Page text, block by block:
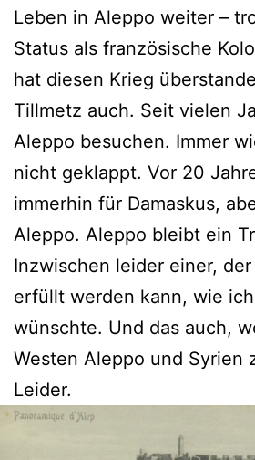
Leben in Aleppo weiter –
Status als französische
hat diesen Krieg
Tillmetz auch. Seit vielen
Aleppo besuchen. Immer
nicht geklappt. Vor 20
immerhin für Damaskus,
Aleppo. Aleppo bleibt ein
Inzwischen leider einer,
erfüllt werden kann, wie
wünschte. Und das auch,
Westen Aleppo und Syrien
Leider.